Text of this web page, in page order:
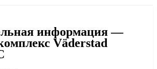
информация —
Väderstad